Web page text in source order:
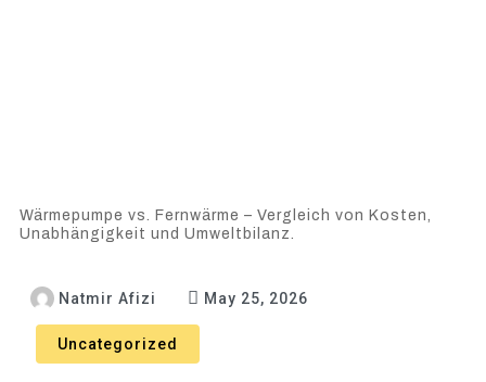
Wärmepumpe vs. Fernwärme – Vergleich von Kosten,
Unabhängigkeit und Umweltbilanz.
Natmir Afizi May 25, 2026
Uncategorized